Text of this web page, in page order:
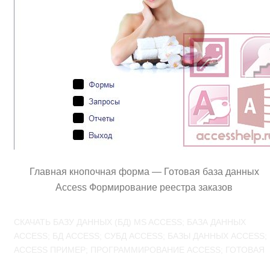
Главная кнопочная форма — Готовая база данных
Access Формирование реестра заказов